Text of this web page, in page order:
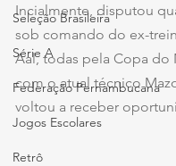
Seleção Brasileira
Série A
Federação Pernambucana
Jogos Escolares
Retrô
Incialmente, disputou
sob comando do ex-
Aal, todas pela Copa do
com o atual técnico
voltou a receber